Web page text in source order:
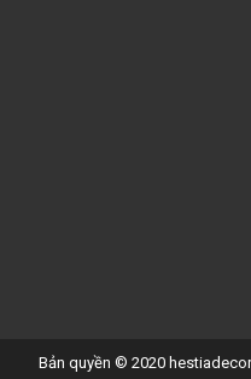
Bản quyền © 2020